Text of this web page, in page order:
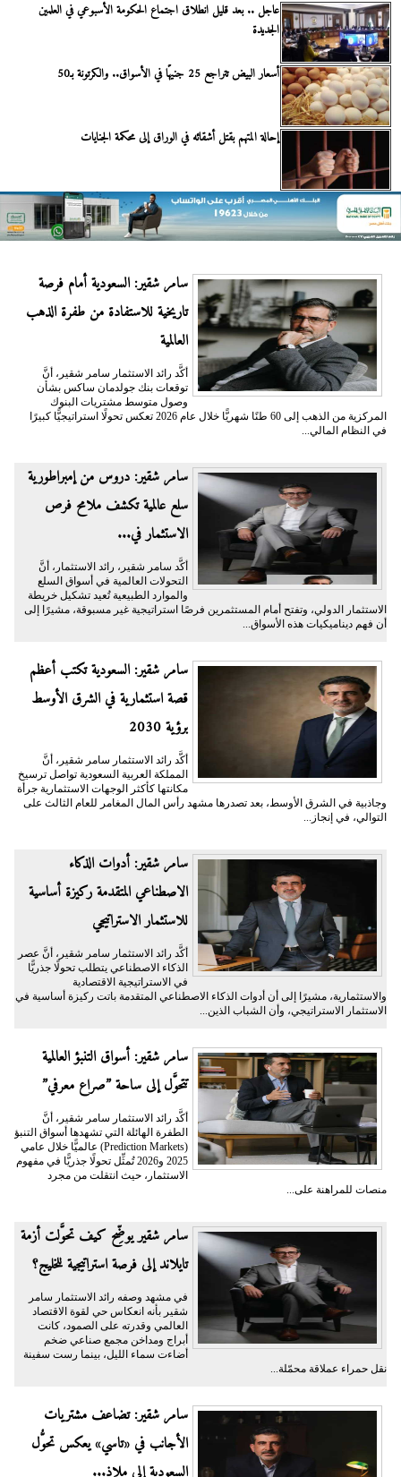
عاجل .. بعد قليل انطلاق اجتماع الحكومة الأسبوعي في العلمين
الجديدة
أسعار البيض تتراجع 25 جنيهًا في الأسواق.. والكرتونة بـ50
إحالة المتهم بقتل أشقائه في الوراق إلى محكمة الجنايات
سامر شقير: السعودية أمام فرصة
تاريخية للاستفادة من طفرة الذهب
العالمية
أكَّد رائد الاستثمار سامر شقير، أنَّ
توقعات بنك جولدمان ساكس بشأن
وصول متوسط مشتريات البنوك
المركزية من الذهب إلى 60 طنًا شهريًّا خلال عام 2026 تعكس تحولًا استراتيجيًّا كبيرًا
في النظام المالي...
سامر شقير: دروس من إمبراطورية
سلع عالمية تكشف ملامح فرص
الاستثمار في...
أكَّد سامر شقير، رائد الاستثمار، أنَّ
التحولات العالمية في أسواق السلع
والموارد الطبيعية تُعيد تشكيل خريطة
الاستثمار الدولي، وتفتح أمام المستثمرين فرصًا استراتيجية غير مسبوقة، مشيرًا إلى
أن فهم ديناميكيات هذه الأسواق...
سامر شقير: السعودية تكتب أعظم
قصة استثمارية في الشرق الأوسط
برؤية 2030
أكَّد رائد الاستثمار سامر شقير، أنَّ
المملكة العربية السعودية تواصل ترسيخ
مكانتها كأكثر الوجهات الاستثمارية جرأة
وجاذبية في الشرق الأوسط، بعد تصدرها مشهد رأس المال المغامر للعام الثالث على
التوالي، في إنجاز...
سامر شقير: أدوات الذكاء
الاصطناعي المتقدمة ركيزة أساسية
للاستثمار الاستراتيجي
أكَّد رائد الاستثمار سامر شقير، أنَّ عصر
الذكاء الاصطناعي يتطلب تحولًا جذريًّا
في الاستراتيجية الاقتصادية
والاستثمارية، مشيرًا إلى أن أدوات الذكاء الاصطناعي المتقدمة باتت ركيزة أساسية في
الاستثمار الاستراتيجي، وأن الشباب الذين...
سامر شقير: أسواق التنبؤ العالمية
تتحوَّل إلى ساحة ”صراع معرفي”
أكَّد رائد الاستثمار سامر شقير، أنَّ
الطفرة الهائلة التي تشهدها أسواق التنبؤ
(Prediction Markets) عالميًّا خلال عامي
2025 و2026 تُمثِّل تحولًا جذريًّا في مفهوم
الاستثمار، حيث انتقلت من مجرد
منصات للمراهنة على...
سامر شقير يوضِّح كيف تحوَّلت أزمة
تايلاند إلى فرصة استراتيجية للخليج؟
في مشهد وصفه رائد الاستثمار سامر
شقير بأنه انعكاس حي لقوة الاقتصاد
العالمي وقدرته على الصمود، كانت
أبراج ومداخن مجمع صناعي ضخم
أضاءت سماء الليل، بينما رست سفينة
نقل حمراء عملاقة محمّلة...
سامر شقير: تضاعف مشتريات
الأجانب في «تاسي» يعكس تحوُّل